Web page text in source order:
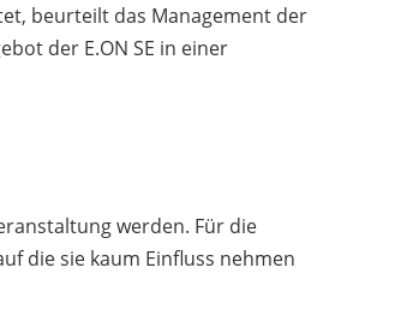
beurteilt das Management der
der E.ON SE in einer
werden. Für die
die sie kaum Einfluss nehmen